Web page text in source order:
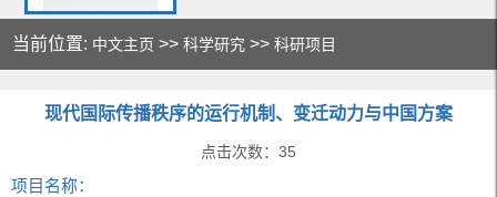
当前位置: 中文主页 >>科学研究 >>科研项目
现代国际传播秩序的运行机制、变迁动力与中国方案
点击次数： 35
项目名称：